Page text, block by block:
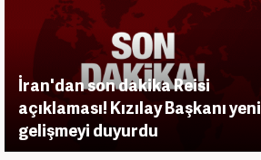
İran'dan son dakika Reisi
açıklaması! Kızılay Başkanı yeni
gelişmeyi duyurdu